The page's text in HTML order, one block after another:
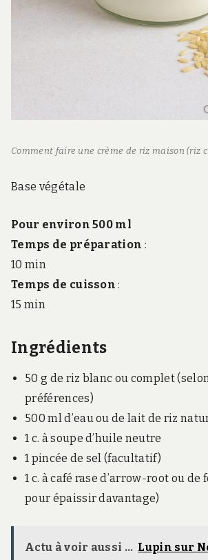
Comment faire une crème de riz maison (riz
Base végétale
Pour environ 500 ml
Temps de préparation :
10 min
Temps de cuisson :
15 min
Ingrédients
50 g de riz blanc ou complet
préférences)
500 ml d’eau ou de lait de riz
1 c. à soupe d’huile neutre
1 pincée de sel (facultatif)
1 c. à café rase d’arrow-root ou
pour épaissir davantage)
Actu à voir aussi ... Lupin sur